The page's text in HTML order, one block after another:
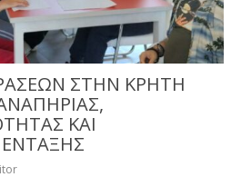
ΣΤΗΝ ΚΡΗΤΗ
ΚΑΙ